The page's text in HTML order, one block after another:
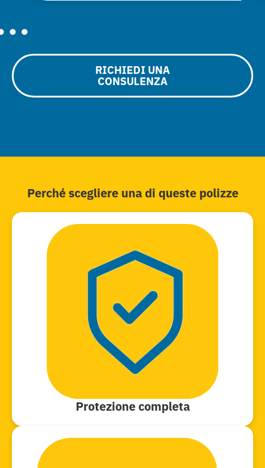
RICHIEDI UNA
CONSULENZA
Perché scegliere una di queste polizze
Protezione completa